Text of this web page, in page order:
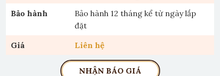
Bảo hành
Bảo hành 12 tháng kể từ ngày lắp
đặt
Giá
Liên hệ
NHẬN BÁO GIÁ